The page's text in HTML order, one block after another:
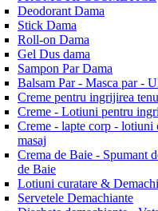
Deodorant Dama
Stick Dama
Roll-on Dama
Gel Dus dama
Sampon Par Dama
Balsam Par - Masca par -
Creme pentru ingrijirea
Creme - Lotiuni pentru
Creme - lapte corp - lotiuni
masaj
Crema de Baie - Spumant
de Baie
Lotiuni curatare &
Servetele Demachiante